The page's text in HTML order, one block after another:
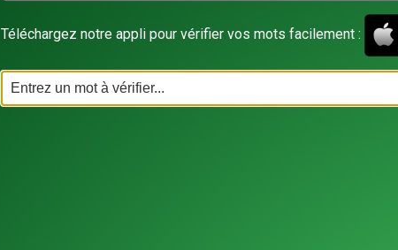
Téléchargez notre appli pour vérifier vos mots facilement :